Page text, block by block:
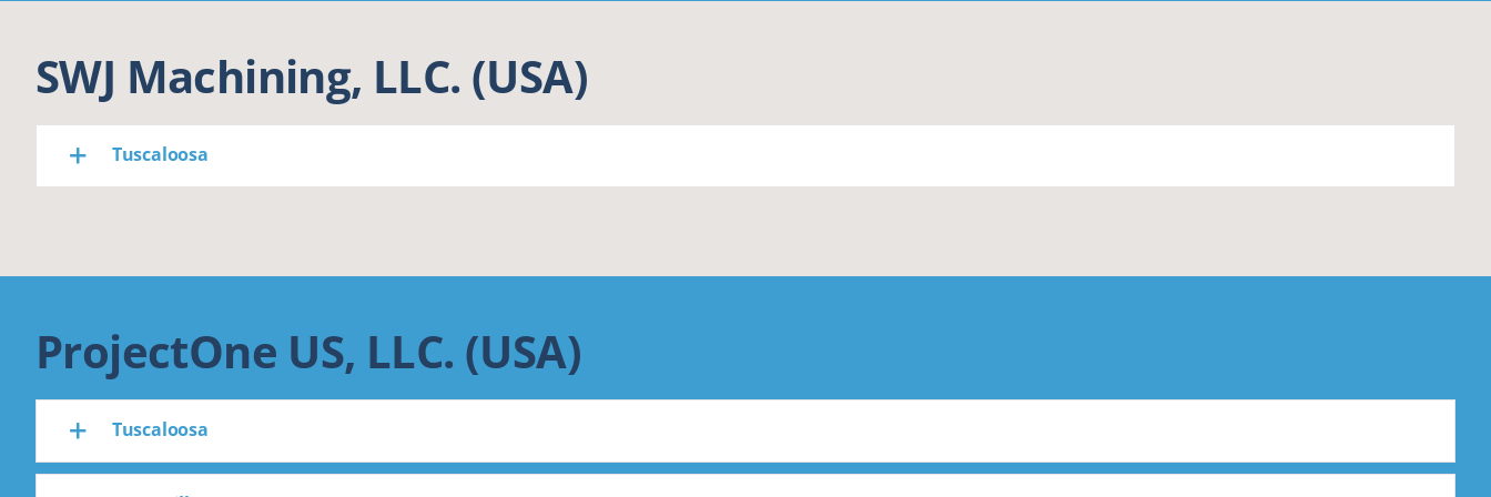
SWJ Machining, LLC. (USA)
Tuscaloosa
ProjectOne US, LLC. (USA)
Tuscaloosa